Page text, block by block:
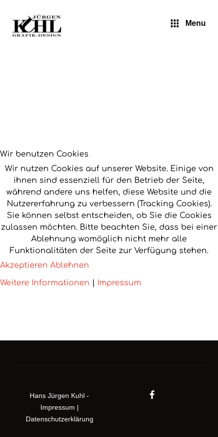
Menu
Jürgen Kuhl - Art Mix
Hans Jürgen Kuhl -
Impressum |
Datenschutzerklärung
Wir benutzen Cookies
Wir nutzen Cookies auf unserer Website. Einige von
ihnen sind essenziell für den Betrieb der Seite,
während andere uns helfen, diese Website und die
Nutzererfahrung zu verbessern (Tracking Cookies).
Sie können selbst entscheiden, ob Sie die Cookies
zulassen möchten. Bitte beachten Sie, dass bei einer
Ablehnung womöglich nicht mehr alle
Funktionalitäten der Seite zur Verfügung stehen.
Akzeptieren Ablehnen
Weitere Informationen
Impressum